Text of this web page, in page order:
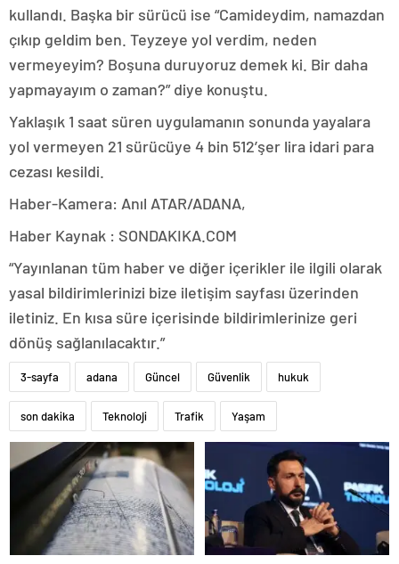
kullandı. Başka bir sürücü ise “Camideydim, namazdan
çıkıp geldim ben. Teyzeye yol verdim, neden
vermeyeyim? Boşuna duruyoruz demek ki. Bir daha
yapmayayım o zaman?” diye konuştu.
Yaklaşık 1 saat süren uygulamanın sonunda yayalara
yol vermeyen 21 sürücüye 4 bin 512’şer lira idari para
cezası kesildi.
Haber-Kamera: Anıl ATAR/ADANA,
Haber Kaynak : SONDAKIKA.COM
“Yayınlanan tüm haber ve diğer içerikler ile ilgili olarak
yasal bildirimlerinizi bize iletişim sayfası üzerinden
iletiniz. En kısa süre içerisinde bildirimlerinize geri
dönüş sağlanılacaktır.”
3-sayfa adana Güncel Güvenlik hukuk
son dakika Teknoloji Trafik Yaşam